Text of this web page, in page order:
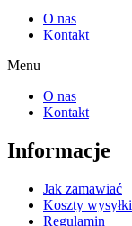
O nas
Kontakt
Menu
O nas
Kontakt
Informacje
Jak zamawiać
Koszty wysyłki
Regulamin